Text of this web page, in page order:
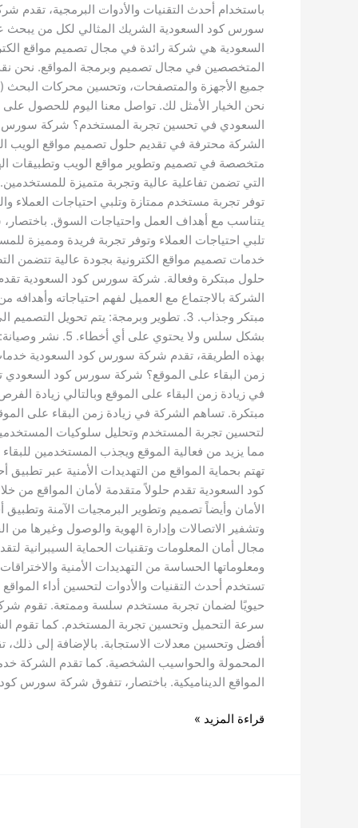
باستخدام أحدث التقنيات والأدوات البرمجية، تقدم
سورس كود السعودية الشريك المثالي لكل من يبحث
السعودية هي شركة رائدة في مجال تصميم مواقع
المتخصصين في مجال تصميم وبرمجة المواقع. نحن
نحن الخيار الأمثل لك. تواصل معنا اليوم للحصول
السعودي في تحسين تجربة المستخدم؟ شركة سورس
الشركة محترفة في تقديم حلول تصميم مواقع
متخصصة في تصميم وتطوير مواقع الويب وتطبيقات
التي تضمن تفاعلية عالية وتجربة متميزة
توفر تجربة مستخدم ممتازة وتلبي احتياجات
يتناسب مع أهداف العمل واحتياجات السوق.
تلبي احتياجات العملاء وتوفر تجربة فريدة
خدمات تصميم مواقع الكترونية بجودة عالية تتضمن
بشكل سلس ولا
بهذه الطريقة، تقدم شركة سورس كود السعودية
زمن البقاء على الموقع؟ شركة سورس كود السعودي
في زيادة زمن البقاء على الموقع وبالتالي زيادة
مبتكرة. تساهم الشركة في زيادة زمن البقاء على
لتحسين تجربة المستخدم وتحليل سلوكيات
مما يزيد من فعالية الموقع ويجذب المستخدمين
تهتم بحماية المواقع من التهديدات الأمنية عبر
كود السعودية تقدم حلولاً متقدمة لأمان المواقع من
الأمان وأيضاً تصميم وتطوير البرمجيات الآمنة
وتشفير الاتصالات وإدارة الهوية والوصول وغيرها
مجال أمان المعلومات وتقنيات الحماية
ومعلوماتها الحساسة من التهديدات الأمنية
تستخدم أحدث التقنيات والأدوات لتحسين أداء
حيويًا لضمان تجربة مستخدم سلسة وممتعة. تقوم
سرعة التحميل وتحسين تجربة المستخدم. كما تقوم
المحمولة والحواسيب الشخصية. كما تقدم الشركة
المواقع الديناميكية. باختصار، تتفوق شركة سورس
قراءة المزيد »